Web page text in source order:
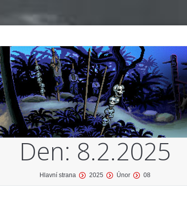
Den: 8.2.2025
Hlavní strana 2025 Únor 08